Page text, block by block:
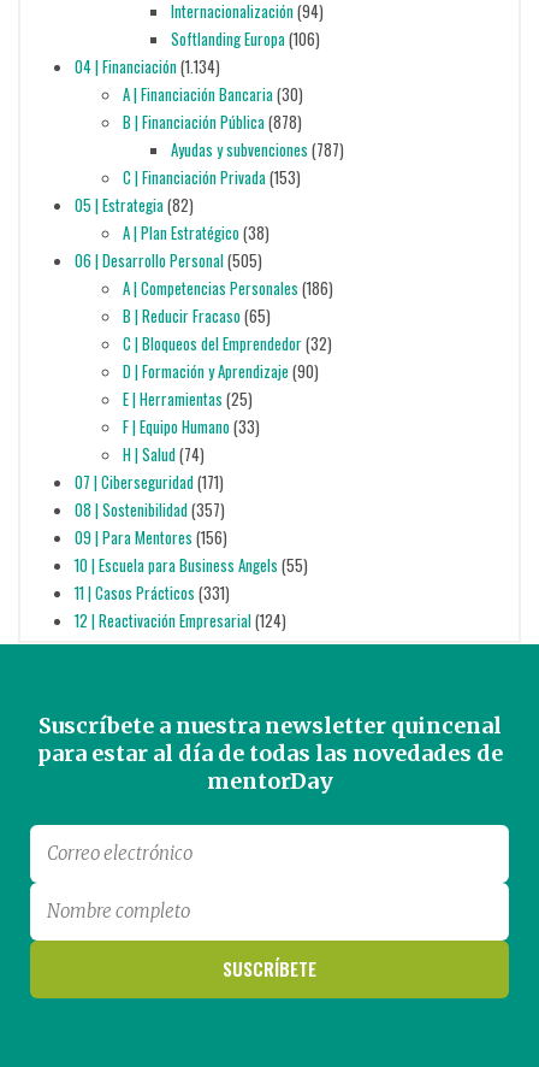
Internacionalización(94)
Softlanding Europa(106)
04 | Financiación(1.134)
A | Financiación Bancaria(30)
B | Financiación Pública(878)
Ayudas y subvenciones (787)
C | Financiación Privada(153)
05 | Estrategia(82)
A | Plan Estratégico(38)
06 | Desarrollo Personal(505)
A | Competencias Personales (186)
B | Reducir Fracaso(65)
C | Bloqueos del Emprendedor(32)
D | Formación y Aprendizaje (90)
E | Herramientas (25)
F | Equipo Humano(33)
H | Salud(74)
07 | Ciberseguridad(171)
08 | Sostenibilidad(357)
09 | Para Mentores (156)
10 | Escuela para Business Angels (55)
11 | Casos Prácticos (331)
12 | Reactivación Empresarial(124)
Suscríbete a nuestra newsletter quincenal
para estar al día de todas las novedades de
mentorDay